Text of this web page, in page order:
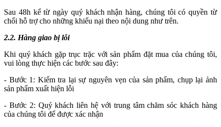
Sau 48h kể từ ngày quý khách nhận hàng, chúng tôi có quyền từ
chối hỗ trợ cho những khiếu nại theo nội dung như trên.
2.2. Hàng giao bị lỗi
Khi quý khách gặp trục trặc với sản phẩm đặt mua của chúng tôi,
vui lòng thực hiện các bước sau đây:
- Bước 1: Kiểm tra lại sự nguyên vẹn của sản phẩm, chụp lại ảnh
sản phẩm xuất hiện lỗi
- Bước 2: Quý khách liên hệ với trung tâm chăm sóc khách hàng
của chúng tôi để được xác nhận